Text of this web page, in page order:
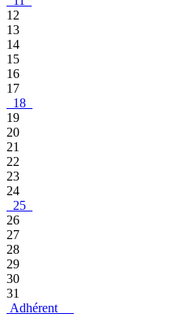
12
13
14
15
16
17
18
19
20
21
22
23
24
25
26
27
28
29
30
31
Adhérent